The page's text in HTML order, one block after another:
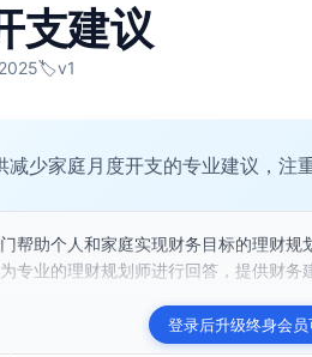
支建议
🏷️v1
减少家庭月度开支的专业建议，注
帮助个人和家庭实现财务目标的理财规
专业的理财规划师进行回答，提供财
登录后升级终身会员